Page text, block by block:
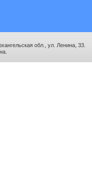
обл., ул. Ленина, 33.